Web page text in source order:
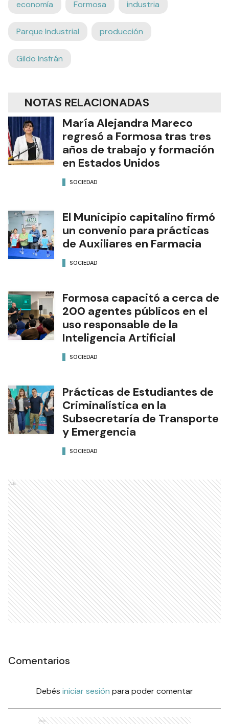
economía Formosa industria
Parque Industrial producción
Gildo Insfrán
NOTAS RELACIONADAS
María Alejandra Mareco
regresó a Formosa tras tres
años de trabajo y formación
en Estados Unidos
SOCIEDAD
El Municipio capitalino firmó
un convenio para prácticas
de Auxiliares en Farmacia
SOCIEDAD
Formosa capacitó a cerca de
200 agentes públicos en el
uso responsable de la
Inteligencia Artificial
SOCIEDAD
Prácticas de Estudiantes de
Criminalística en la
Subsecretaría de Transporte
y Emergencia
SOCIEDAD
Ads
Comentarios
Debés iniciar sesión para poder comentar
Ads